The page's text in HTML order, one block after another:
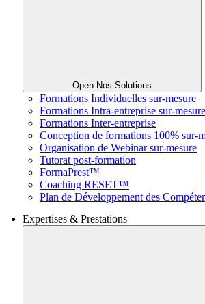
Open Nos Solutions
Formations Individuelles sur-mesure
Formations Intra-entreprise sur-mesure
Formations Inter-entreprise
Conception de formations 100% sur-
Organisation de Webinar sur-mesure
Tutorat post-formation
FormaPrest™
Coaching RESET™
Plan de Développement des
Expertises & Prestations